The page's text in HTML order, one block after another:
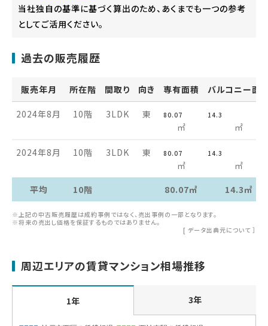
当社独自の基準に基づく算出のため、あくまでも一つの参考
としてご活用ください。
過去の販売履歴
販売年月 所在階 間取り 向き 専有面積 バルコニー面
2024年8月 10階 3LDK 東 80.07
㎡
14.3
㎡
2024年8月 10階 3LDK 東 80.07
㎡
14.3
㎡
平均
10階 80.07㎡ 14.3㎡
※上記の中古販売履歴は成約事例ではなく、売出事例の一部となります。
※将来の売出し価格を保証するものではありません。
[ データ出典元について ］
周辺エリアの賃貸マンション相場推移
1年 3年